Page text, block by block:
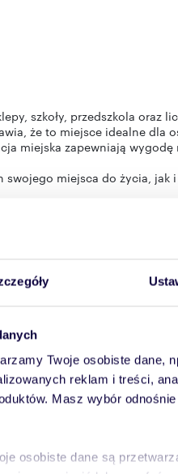
Twoje osobiste dane,
reklam i treści,
Masz wybór
osobiste dane są
szkoły, przedszkola oraz
że to miejsce idealne dla
miejska zapewniają wygodę
swojego miejsca do życia, jak
na żywo.